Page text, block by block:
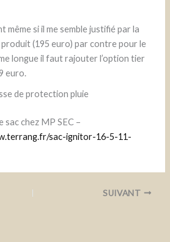
même si il me semble justifié par la
(195 euro) par contre pour le
longue il faut rajouter l’option tier
euro.
de protection pluie
chez MP SEC –
sac-ignitor-16-5-11-
SUIVANT